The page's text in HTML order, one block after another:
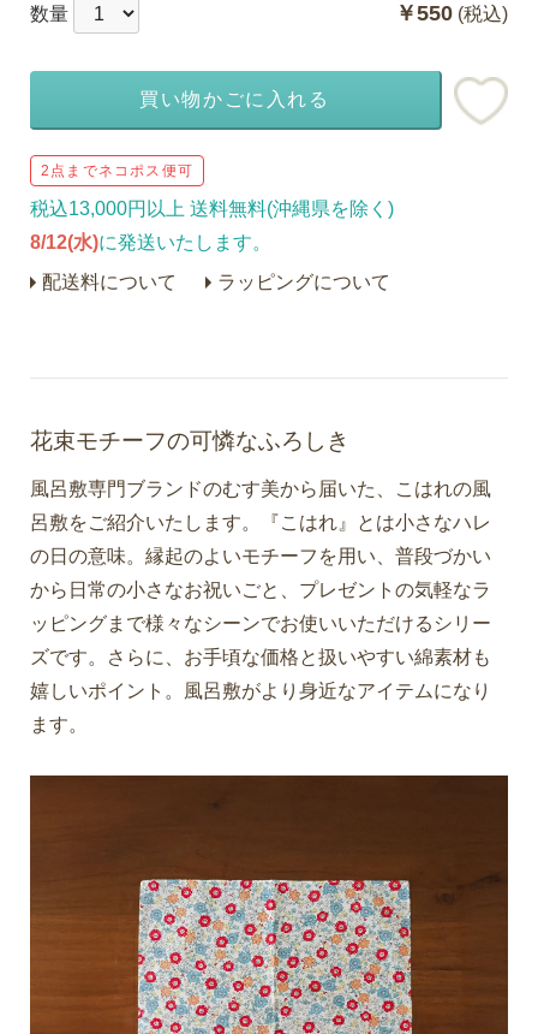
￥550 (税込)
数量
買い物かごに入れる
2点までネコポス便可
税込13,000円以上 送料無料(沖縄県を除く)
8/12(水)に発送いたします。
配送料について
ラッピングについて
花束モチーフの可憐なふろしき
風呂敷専門ブランドのむす美から届いた、こはれの風
呂敷をご紹介いたします。『こはれ』とは小さなハレ
の日の意味。縁起のよいモチーフを用い、普段づかい
から日常の小さなお祝いごと、プレゼントの気軽なラ
ッピングまで様々なシーンでお使いいただけるシリー
ズです。さらに、お手頃な価格と扱いやすい綿素材も
嬉しいポイント。風呂敷がより身近なアイテムになり
ます。